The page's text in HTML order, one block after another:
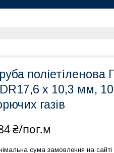
х 10,3 мм,
газів
₴/пог.м
сума замовлення на